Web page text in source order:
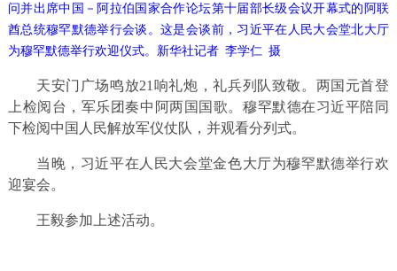
问并出席中国－阿拉伯国家合作论坛第十届部长级会议开幕式的阿联
酋总统穆罕默德举行会谈。这是会谈前，习近平在人民大会堂北大厅
为穆罕默德举行欢迎仪式。新华社记者 李学仁 摄
天安门广场鸣放21响礼炮，礼兵列队致敬。两国元首登
上检阅台，军乐团奏中阿两国国歌。穆罕默德在习近平陪同
下检阅中国人民解放军仪仗队，并观看分列式。
当晚，习近平在人民大会堂金色大厅为穆罕默德举行欢
迎宴会。
王毅参加上述活动。